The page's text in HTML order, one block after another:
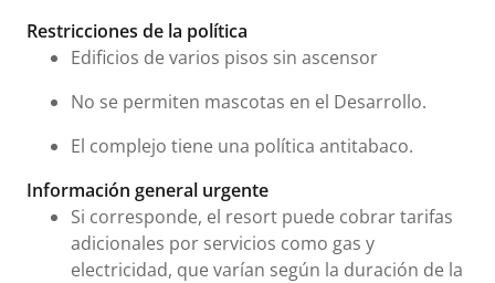
Restricciones de la política
Edificios de varios pisos sin ascensor
No se permiten mascotas en el Desarrollo.
El complejo tiene una política antitabaco.
Información general urgente
Si corresponde, el resort puede cobrar tarifas
adicionales por servicios como gas y
electricidad, que varían según la duración de la